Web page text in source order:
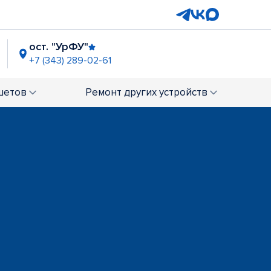
ост. "УрФУ"
+7 (343) 289-02-61
73-98 +7 (343) 305-71-88
Ремонт других устройств